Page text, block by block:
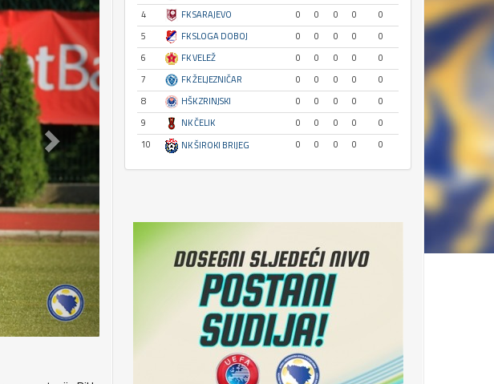
4
FK SARAJEVO 0 0 0 0
0
5
FK SLOGA DOBOJ 0 0 0 0
0
6
FK VELEŽ 0 0 0 0
0
7
FK ŽELJEZNIČAR 0 0 0 0
0
8
HŠK ZRINJSKI 0 0 0 0
0
9
NK ČELIK 0 0 0 0
0
10
NK ŠIROKI BRIJEG 0 0 0 0 0